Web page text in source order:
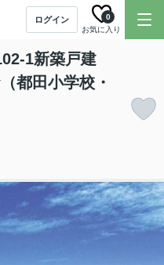
ログイン
お気に入り
0
1新築戸建
都田小学校・